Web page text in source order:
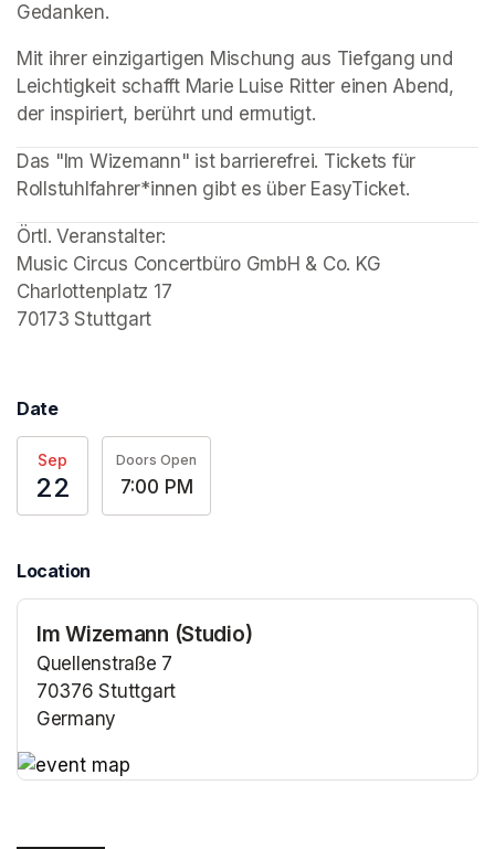
Gedanken.
Mit ihrer einzigartigen Mischung aus Tiefgang und
Leichtigkeit schafft Marie Luise Ritter einen Abend,
der inspiriert, berührt und ermutigt.
Das "Im Wizemann" ist barrierefrei. Tickets für
Rollstuhlfahrer*innen gibt es über EasyTicket.
Örtl. Veranstalter:
Music Circus Concertbüro GmbH & Co. KG
Charlottenplatz 17
70173 Stuttgart
Date
Sep
22
Doors Open
7:00 PM
Location
Im Wizemann (Studio)
Quellenstraße 7
70376 Stuttgart
Germany